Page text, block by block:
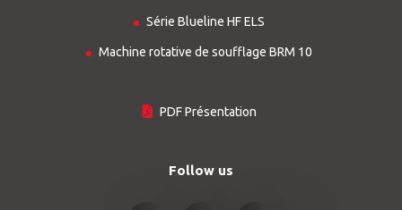
Série Blueline HF ELS
Machine rotative de soufflage BRM 10
PDF Présentation
Follow us